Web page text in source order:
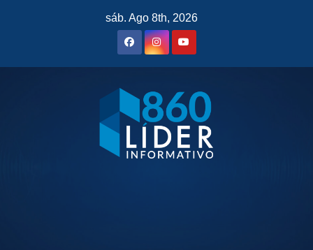
sáb. Ago 8th, 2026